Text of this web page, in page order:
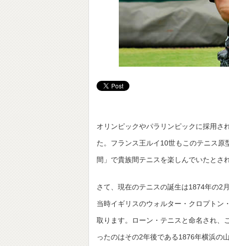
オリンピックやパラリンピックに採用さ
た。フランス王ルイ10世もこのテニス
間」で貴族間テニスを楽しんでいたとさ
さて、現在のテニスの誕生は1874年の2月
当時イギリスのウォルター・クロプトン
取ります。ローン・テニスと命名され、
ったのはその2年後である1876年横浜の